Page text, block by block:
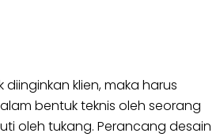
klien, maka harus
bentuk teknis oleh seorang
oleh tukang. Perancang desain